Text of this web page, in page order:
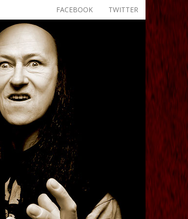
TWITTER
FACEBOOK